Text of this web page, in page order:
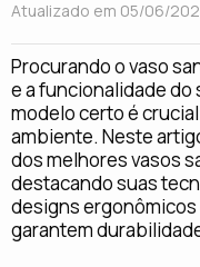
at
s
A
p
p
er
e
st
Atualizado em 05/06/
Procurando o vaso
e a funcionalidade do
modelo certo é
ambiente. Neste
dos melhores vasos
destacando suas
designs ergonômicos
garantem